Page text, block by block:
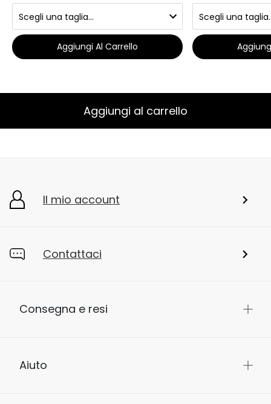
Aggiungi Al Carrello
Aggiungi al carrello
Il mio account
Contattaci
Consegna e resi
Aiuto